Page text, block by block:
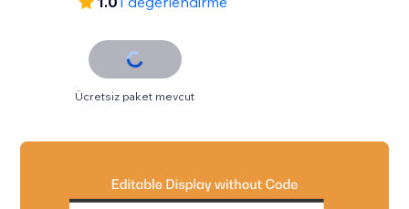
Ücretsiz paket mevcut